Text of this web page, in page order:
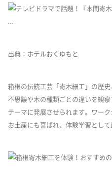
出典：ホテルおくゆもと
箱根の伝統工芸「寄木細工」の歴
不思議や木の種類ごとの違いを観
テーマに発展させられます。ワー
お土産にも喜ばれ、体験学習として